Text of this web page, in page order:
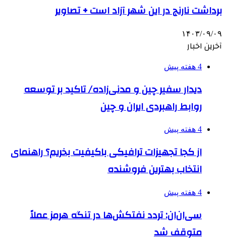
برداشت نارنج در این شهر آزاد است + تصاویر
۱۴۰۳/۰۹/۰۹
آخرین اخبار
4 هفته پیش
دیدار سفیر چین و مدنی‌زاده/ تاکید بر توسعه
روابط راهبردی ایران و چین
4 هفته پیش
از کجا تجهیزات ترافیکی باکیفیت بخریم؟ راهنمای
انتخاب بهترین فروشنده
4 هفته پیش
سی‌ان‌ان: تردد نفتکش‌ها در تنگه هرمز عملاً
متوقف شد